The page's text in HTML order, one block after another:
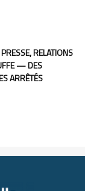
RELATIONS
— DES
ARRÊTÉS